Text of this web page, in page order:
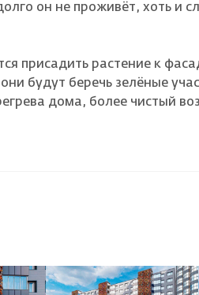
он не проживёт, хоть и
присадить растение к
будут беречь зелёные
дома, более чистый